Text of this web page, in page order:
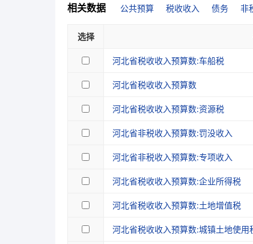
相关数据 公共预算 税收收入 债务 非
选择
河北省税收收入预算数:车船税
河北省税收收入预算数
河北省税收收入预算数:资源税
河北省非税收入预算数:罚没收入
河北省非税收入预算数:专项收入
河北省税收收入预算数:企业所得税
河北省税收收入预算数:土地增值税
河北省税收收入预算数:城镇土地使用